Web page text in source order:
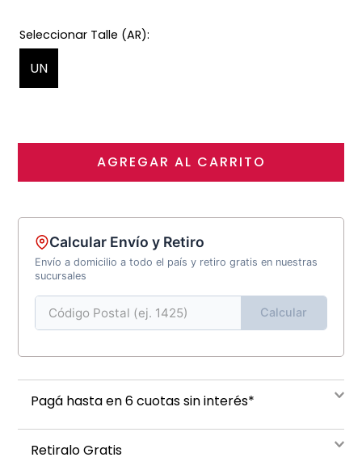
UN
AGREGAR AL CARRITO
Calcular Envío y Retiro
Envío a domicilio a todo el país y retiro gratis en nuestras
sucursales
Calcular
Pagá hasta en 6 cuotas sin interés*
Retiralo Gratis